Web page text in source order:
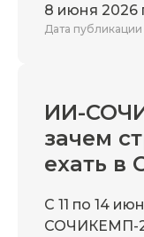
8 июня 2026
Дата публикации
ИИ-
зачем
ехать в
С 11 по 14
СОЧИКЕМП-